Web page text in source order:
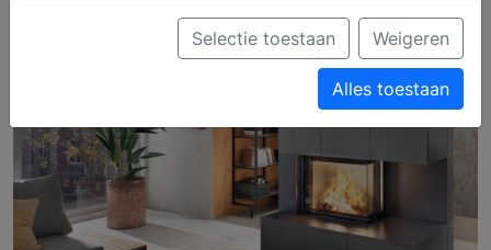
Selectie toestaan Weigeren
Alles toestaan